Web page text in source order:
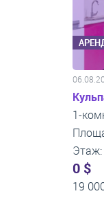
1-
Этаж:
0 $
19